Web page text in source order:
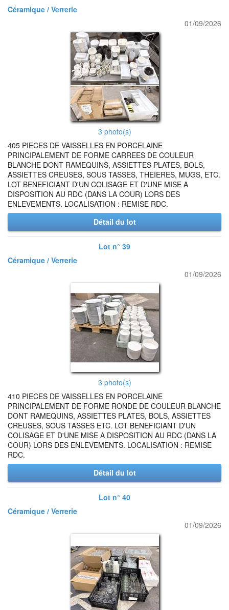
Céramique / Verrerie
01/09/2026
3 photo(s)
405 PIECES DE VAISSELLES EN PORCELAINE
PRINCIPALEMENT DE FORME CARREES DE COULEUR
BLANCHE DONT RAMEQUINS, ASSIETTES PLATES, BOLS,
ASSIETTES CREUSES, SOUS TASSES, THEIERES, MUGS, ETC.
LOT BENEFICIANT D'UN COLISAGE ET D'UNE MISE A
DISPOSITION AU RDC (DANS LA COUR) LORS DES
ENLEVEMENTS. LOCALISATION : REMISE RDC.
Détail du lot
Lot n° 39
Céramique / Verrerie
01/09/2026
3 photo(s)
410 PIECES DE VAISSELLES EN PORCELAINE
PRINCIPALEMENT DE FORME RONDE DE COULEUR BLANCHE
DONT RAMEQUINS, ASSIETTES PLATES, BOLS, ASSIETTES
CREUSES, SOUS TASSES ETC. LOT BENEFICIANT D'UN
COLISAGE ET D'UNE MISE A DISPOSITION AU RDC (DANS LA
COUR) LORS DES ENLEVEMENTS. LOCALISATION : REMISE
RDC.
Détail du lot
Lot n° 40
Céramique / Verrerie
01/09/2026